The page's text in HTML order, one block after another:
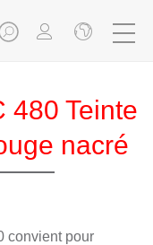
480 Teinte
nacré
convient pour